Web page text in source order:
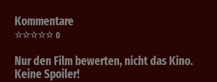
Kommentare
☆☆☆☆☆ 0
Nur den Film bewerten, nicht das Kino.
Keine Spoiler!